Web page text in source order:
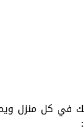
في كل منزل